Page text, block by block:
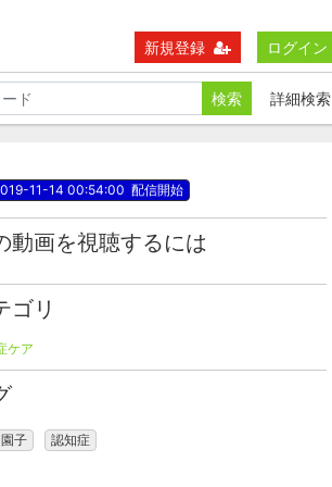
新規登録 ログイン
検索 詳細検索
11-14 00:54:00 配信開始
動画を視聴するには
ゴリ
ケア
子 認知症